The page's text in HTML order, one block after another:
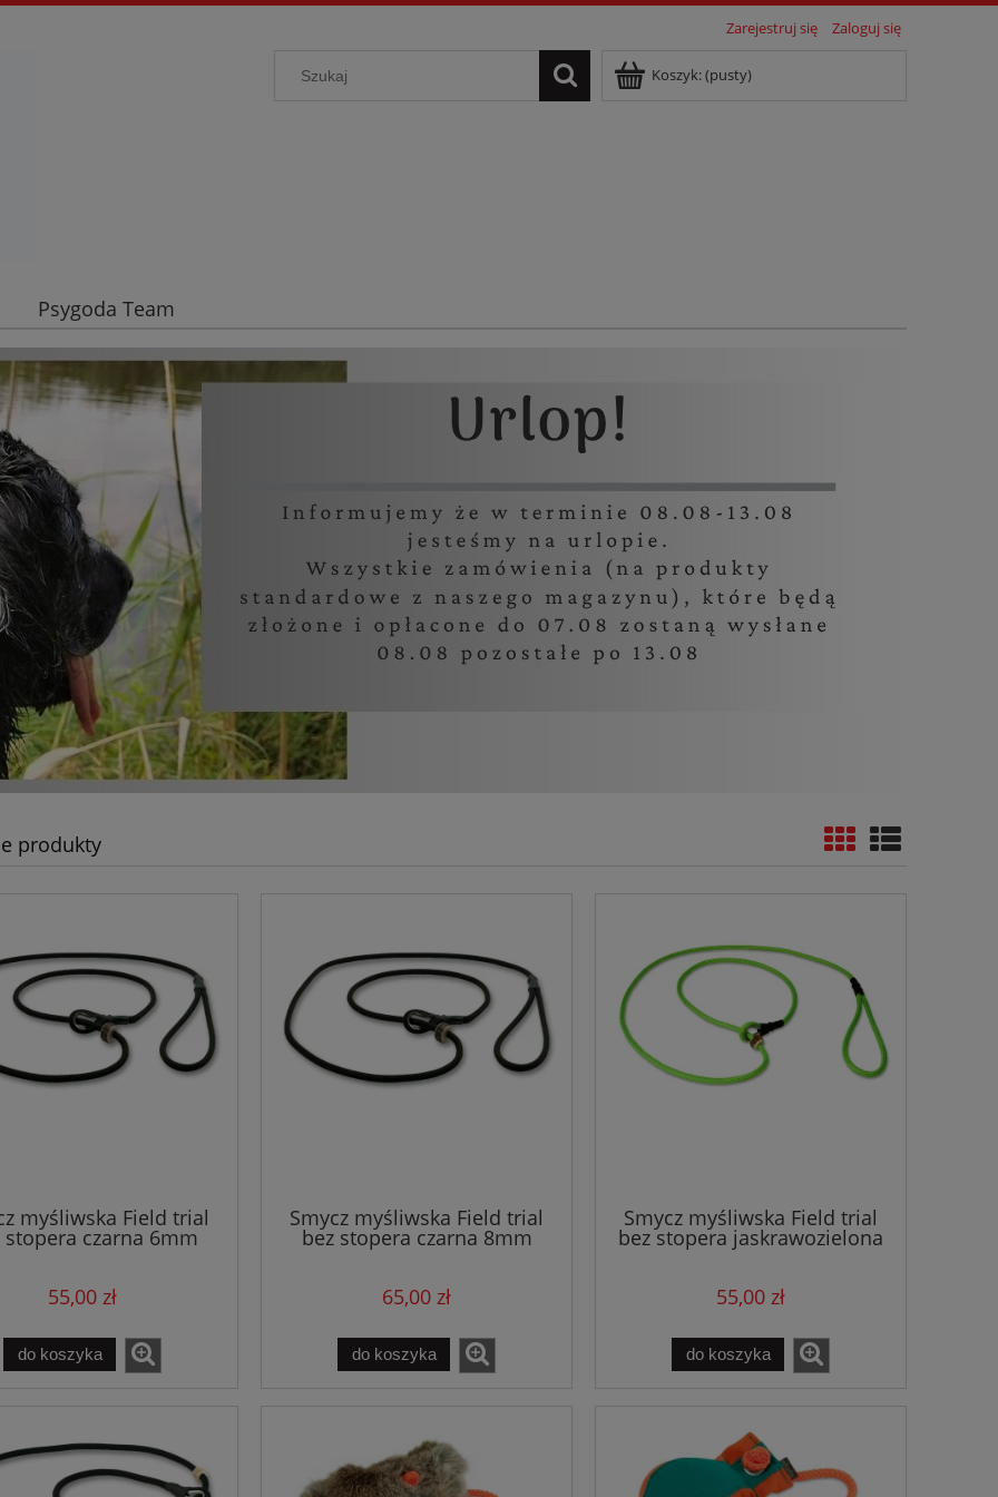
Zarejestruj się Zaloguj się
Koszyk:(pusty)
Psygoda Team
produkty
myśliwska Field trial
stopera czarna 6mm
55,00 zł
do koszyka
Smycz myśliwska Field trial
bez stopera czarna 8mm
65,00 zł
do koszyka
Smycz myśliwska Field trial
bez stopera jaskrawozielona
6mm
55,00 zł
do koszyka